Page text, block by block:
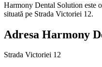
Harmony Dental Solution este
situată pe Strada Victoriei 12.
Adresa Harmony
Strada Victoriei 12